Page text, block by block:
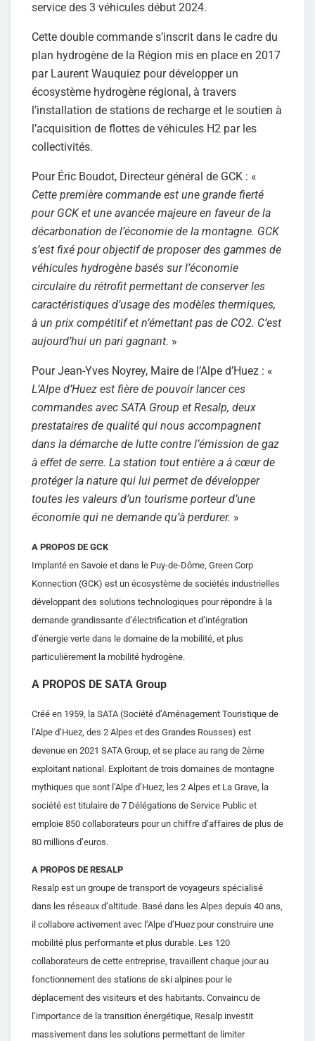
service des 3 véhicules début 2024.
Cette double commande s’inscrit dans le cadre du
plan hydrogène de la Région mis en place en 2017
par Laurent Wauquiez pour développer un
écosystème hydrogène régional, à travers
l’installation de stations de recharge et le soutien à
l’acquisition de flottes de véhicules H2 par les
collectivités.
Pour Éric Boudot, Directeur général de GCK : «
Cette première commande est une grande fierté
pour GCK et une avancée majeure en faveur de la
décarbonation de l’économie de la montagne. GCK
s’est fixé pour objectif de proposer des gammes de
véhicules hydrogène basés sur l’économie
circulaire du rétrofit permettant de conserver les
caractéristiques d’usage des modèles thermiques,
à un prix compétitif et n’émettant pas de CO2. C’est
aujourd’hui un pari gagnant. »
Pour Jean-Yves Noyrey, Maire de l’Alpe d’Huez : «
L’Alpe d’Huez est fière de pouvoir lancer ces
commandes avec SATA Group et Resalp, deux
prestataires de qualité qui nous accompagnent
dans la démarche de lutte contre l’émission de gaz
à effet de serre. La station tout entière a à cœur de
protéger la nature qui lui permet de développer
toutes les valeurs d’un tourisme porteur d’une
économie qui ne demande qu’à perdurer. »
A PROPOS DE GCK
Implanté en Savoie et dans le Puy-de-Dôme, Green Corp
Konnection (GCK) est un écosystème de sociétés industrielles
développant des solutions technologiques pour répondre à la
demande grandissante d’électrification et d’intégration
d’énergie verte dans le domaine de la mobilité, et plus
particulièrement la mobilité hydrogène.
A PROPOS DE SATA Group
Créé en 1959, la SATA (Société d’Aménagement Touristique de
l’Alpe d’Huez, des 2 Alpes et des Grandes Rousses) est
devenue en 2021 SATA Group, et se place au rang de 2ème
exploitant national. Exploitant de trois domaines de montagne
mythiques que sont l’Alpe d’Huez, les 2 Alpes et La Grave, la
société est titulaire de 7 Délégations de Service Public et
emploie 850 collaborateurs pour un chiffre d’affaires de plus de
80 millions d’euros.
A PROPOS DE RESALP
Resalp est un groupe de transport de voyageurs spécialisé
dans les réseaux d’altitude. Basé dans les Alpes depuis 40 ans,
il collabore activement avec l’Alpe d’Huez pour construire une
mobilité plus performante et plus durable. Les 120
collaborateurs de cette entreprise, travaillent chaque jour au
fonctionnement des stations de ski alpines pour le
déplacement des visiteurs et des habitants. Convaincu de
l’importance de la transition énergétique, Resalp investit
massivement dans les solutions permettant de limiter